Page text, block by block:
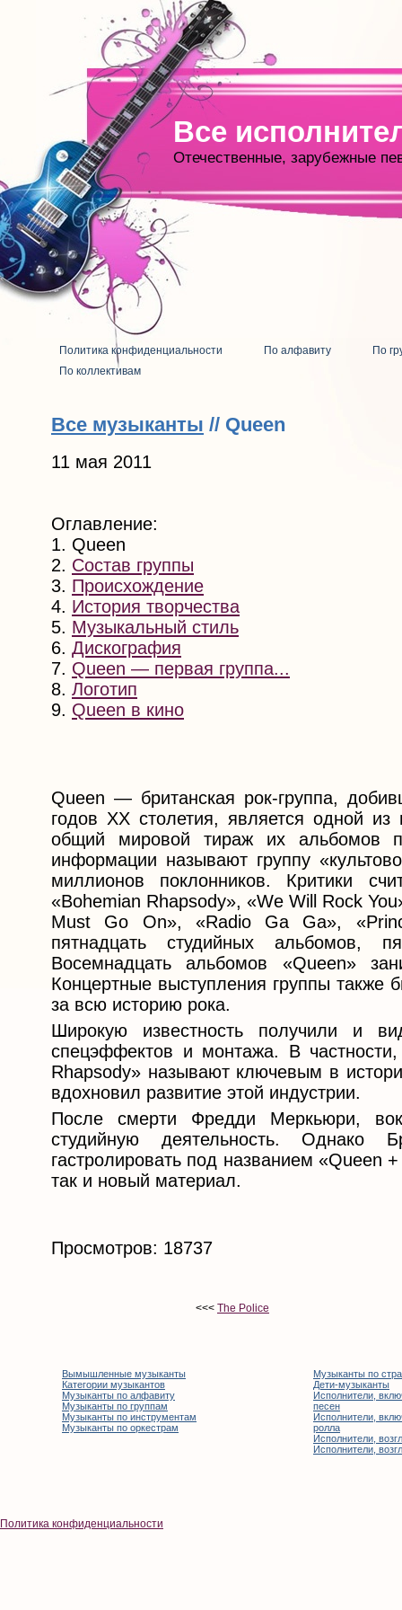
Все
Отечественные, зарубежные
Политика конфиденциальности По алфавиту
По
По коллективам
Все музыканты // Queen
11 мая 2011
Оглавление:
1. Queen
2. Состав группы
3. Происхождение
4. История творчества
5. Музыкальный стиль
6. Дискография
7. Queen — первая группа...
8. Логотип
9. Queen в кино
Queen — британская рок-группа,
годов XX столетия, является одной
общий мировой тираж их альбомов
информации называют группу
миллионов поклонников. Критики
«Bohemian Rhapsody», «We Will Rock
Must Go On», «Radio Ga Ga»,
пятнадцать студийных альбомов,
Восемнадцать альбомов «Queen»
Концертные выступления группы
за всю историю рока.
Широкую известность получили и
спецэффектов и монтажа. В
Rhapsody» называют ключевым в
вдохновил развитие этой индустрии.
После смерти Фредди Меркьюри,
студийную деятельность.
гастролировать под названием «Queen
так и новый материал.
Просмотров: 18737
<<< The Police
Вымышленные музыканты
Категории музыкантов
Музыканты по алфавиту
Музыканты по группам
Музыканты по инструментам
Музыканты по оркестрам
Музыканты по
Дети-музыканты
Исполнители,
песен
Исполнители,
ролла
Исполнители,
Исполнители,
Политика конфиденциальности